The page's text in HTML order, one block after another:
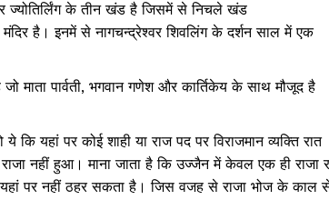
ज्योतिर्लिंग के तीन खंड है जिसमें से निचले खंड
है। इनमें से नागचन्द्रेश्वर शिवलिंग के दर्शन साल में एक
माता पार्वती, भगवान गणेश और कार्तिकेय के साथ मौजूद है
यहां पर कोई शाही या राज पद पर विराजमान व्यक्ति रात
नहीं हुआ। माना जाता है कि उज्जैन में केवल एक ही राजा
यहां पर नहीं ठहर सकता है। जिस वजह से राजा भोज के काल